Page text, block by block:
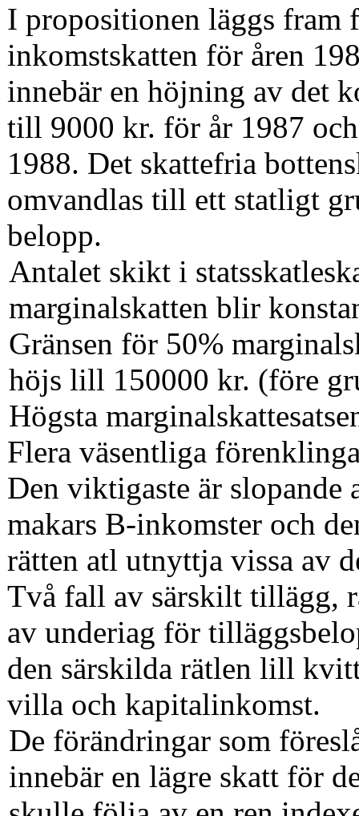
I propositionen läggs fram
inkomstskatten för åren
innebär en höjning av det
till 9000 kr. för år 1987
1988. Det skattefria
omvandlas till ett statligt
belopp.
Antalet skikt i
marginalskatten blir
Gränsen för 50%
höjs lill 150000 kr. (före
Högsta
Flera väsentliga
Den viktigaste är slopande
makars B-inkomster och
rätten atl utnyttja vissa av
Två fall av särskilt tillägg,
av underiag för
den särskilda rätlen lill
villa och kapitalinkomst.
De förändringar som
innebär en lägre skatt för